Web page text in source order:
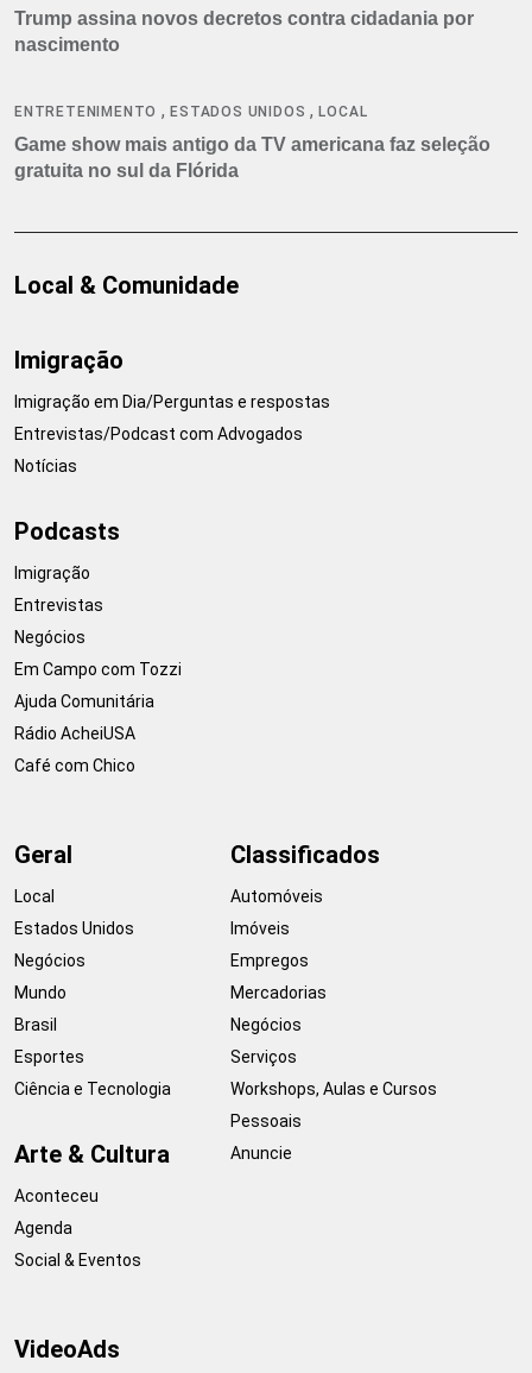
Trump assina novos decretos contra cidadania por
nascimento
ENTRETENIMENTO ,ESTADOS UNIDOS ,LOCAL
Game show mais antigo da TV americana faz seleção
gratuita no sul da Flórida
Local & Comunidade
Imigração
Imigração em Dia/Perguntas e respostas
Entrevistas/Podcast com Advogados
Notícias
Podcasts
Imigração
Entrevistas
Negócios
Em Campo com Tozzi
Ajuda Comunitária
Rádio AcheiUSA
Café com Chico
Geral
Local
Estados Unidos
Negócios
Mundo
Brasil
Esportes
Ciência e Tecnologia
Arte & Cultura
Aconteceu
Agenda
Social & Eventos
Classificados
Automóveis
Imóveis
Empregos
Mercadorias
Negócios
Serviços
Workshops, Aulas e Cursos
Pessoais
Anuncie
VideoAds